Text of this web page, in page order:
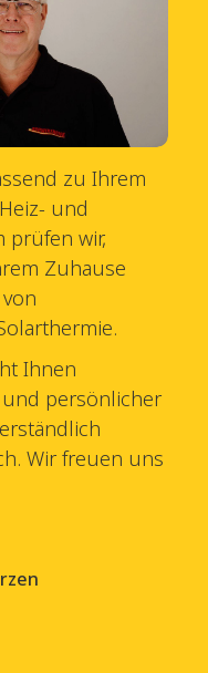
zu Ihrem
und
prüfen wir,
Zuhause
Ihnen
persönlicher
Wir freuen uns